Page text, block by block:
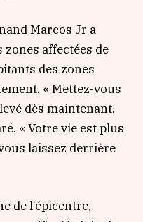
Marcos Jr a
affectées de
des zones
« Mettez-vous
dès maintenant.
« Votre vie est plus
laissez derrière
de l’épicentre,